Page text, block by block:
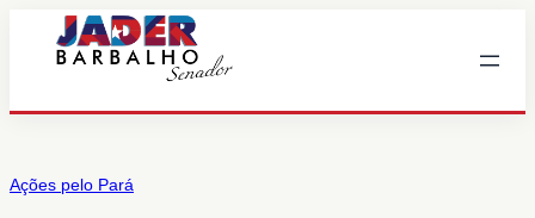
Ações pelo Pará